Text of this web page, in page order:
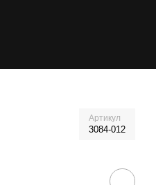
Артикул
3084-012